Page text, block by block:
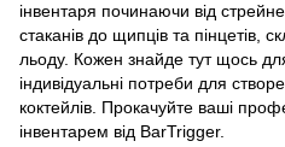
інвентаря починаючи від
стаканів до щипців та пінцетів,
льоду. Кожен знайде тут щось
індивідуальні потреби для
коктейлів. Прокачуйте ваші
інвентарем від BarTrigger.